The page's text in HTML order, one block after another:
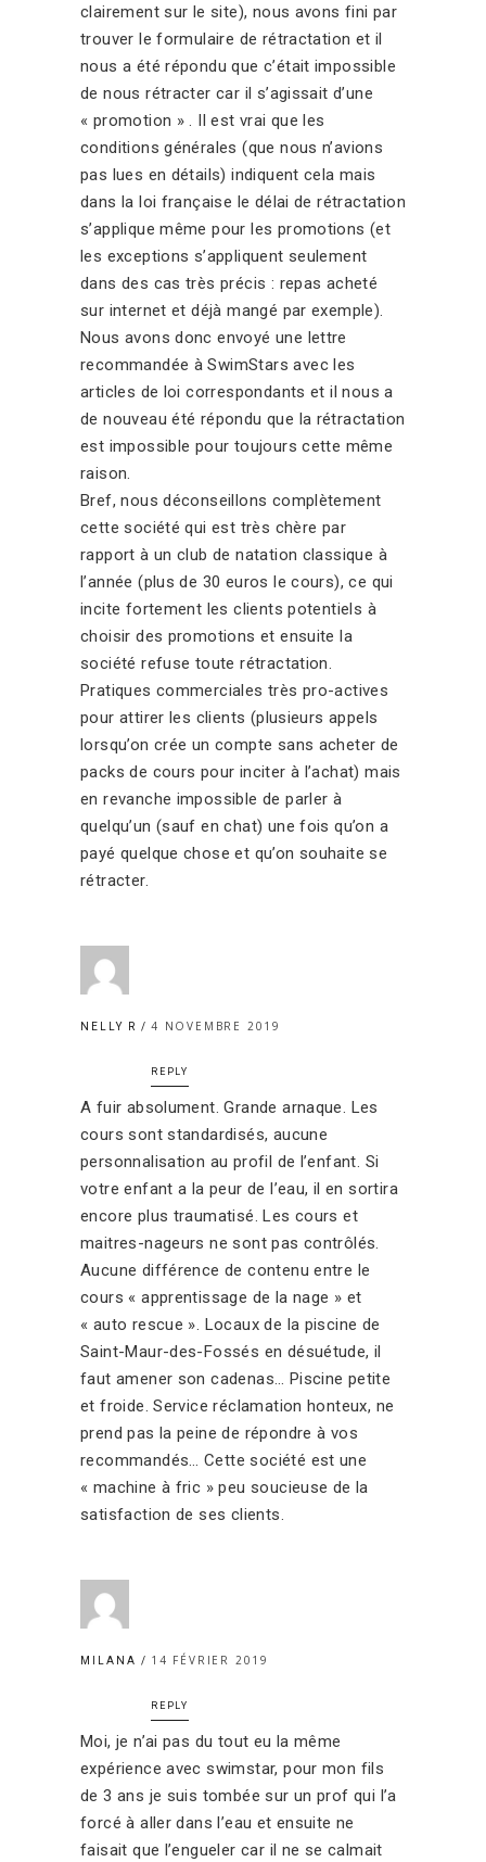
clairement sur le site), nous avons fini par
trouver le formulaire de rétractation et il
nous a été répondu que c’était impossible
de nous rétracter car il s’agissait d’une
« promotion » . Il est vrai que les
conditions générales (que nous n’avions
pas lues en détails) indiquent cela mais
dans la loi française le délai de rétractation
s’applique même pour les promotions (et
les exceptions s’appliquent seulement
dans des cas très précis : repas acheté
sur internet et déjà mangé par exemple).
Nous avons donc envoyé une lettre
recommandée à SwimStars avec les
articles de loi correspondants et il nous a
de nouveau été répondu que la rétractation
est impossible pour toujours cette même
raison.
Bref, nous déconseillons complètement
cette société qui est très chère par
rapport à un club de natation classique à
l’année (plus de 30 euros le cours), ce qui
incite fortement les clients potentiels à
choisir des promotions et ensuite la
société refuse toute rétractation.
Pratiques commerciales très pro-actives
pour attirer les clients (plusieurs appels
lorsqu’on crée un compte sans acheter de
packs de cours pour inciter à l’achat) mais
en revanche impossible de parler à
quelqu’un (sauf en chat) une fois qu’on a
payé quelque chose et qu’on souhaite se
rétracter.
NELLY R 4 NOVEMBRE 2019
REPLY
A fuir absolument. Grande arnaque. Les
cours sont standardisés, aucune
personnalisation au profil de l’enfant. Si
votre enfant a la peur de l’eau, il en sortira
encore plus traumatisé. Les cours et
maitres-nageurs ne sont pas contrôlés.
Aucune différence de contenu entre le
cours « apprentissage de la nage » et
« auto rescue ». Locaux de la piscine de
Saint-Maur-des-Fossés en désuétude, il
faut amener son cadenas… Piscine petite
et froide. Service réclamation honteux, ne
prend pas la peine de répondre à vos
recommandés… Cette société est une
« machine à fric » peu soucieuse de la
satisfaction de ses clients.
MILANA 14 FÉVRIER 2019
REPLY
Moi, je n’ai pas du tout eu la même
expérience avec swimstar, pour mon fils
de 3 ans je suis tombée sur un prof qui l’a
forcé à aller dans l’eau et ensuite ne
faisait que l’engueler car il ne se calmait